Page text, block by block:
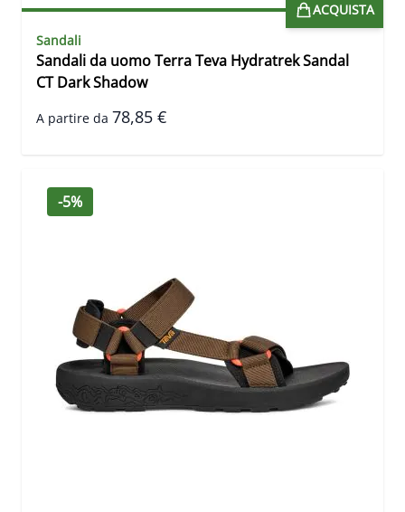
ACQUISTA
Sandali
Sandali da uomo Terra Teva Hydratrek Sandal
CT Dark Shadow
A partire da 78,85 €
-5%